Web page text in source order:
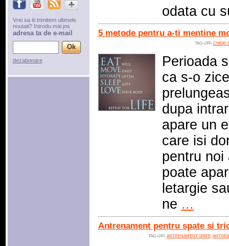
odata cu
5 metode pentru a-ti mentine
TAG-URI: CHEAT
Perioada
ca s-o
dupa
apare un
care isi
pentru noi
poate
letargie
ne ...
Antrenament pentru spate si
TAG-URI: ANTRENAMENT SPATE,
Vrei sa iti trimitem ultimele
noutati? Introdu mai jos
adresa ta de e-mail
dezabonare